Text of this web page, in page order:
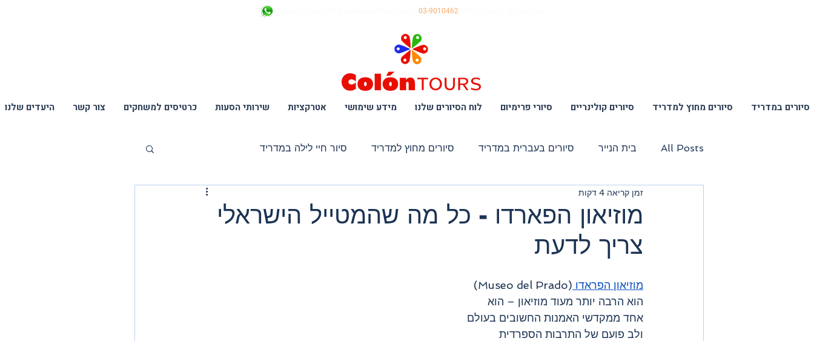
03-9010462
סיורים במדריד סיורים מחוץ למדריד סיורים קולינריים סיורי פרימיום לוח הסיורים שלנו מידע שימושי אטרקציות שירותי הסעות כרטיסים למשחקים צור קשר היעדים שלנו
All Posts בית הנייר סיורים בעברית במדריד סיורים מחוץ למדריד סיור חיי לילה במדריד
סיור אומנת רחוב וגרפיטי
סיור שווקים מקומיים טיול יום לטולדו
מוזיאון הפארדו - כל מה שהמטייל הישראלי
צריך לדעת
זמן קריאה 4 דקות
מוזיאון הפראדו
(Museo del Prado)
הוא הרבה יותר מעוד מוזיאון – הוא
אחד ממקדשי האמנות החשובים בעולם
ולב פועם של התרבות הספרדית